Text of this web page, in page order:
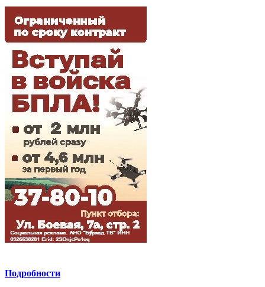
Подробности